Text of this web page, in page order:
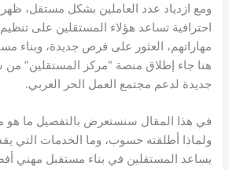
ومع ازدياد عدد العاملين بشكل مستقل،
احترافية تساعد هؤلاء المستقلين على
مهاراتهم، العثور على فرص جديدة، وبناء
هنا جاء إطلاق منصة “مركز المستقلين”
جديدة لدعم مجتمع العمل الحر العربي.
في هذا المقال سنستعرض بالتفصيل ما هو
ولماذا أطلقته حسوب، وما الخدمات التي
يساعد المستقلين في بناء مستقبل مهني